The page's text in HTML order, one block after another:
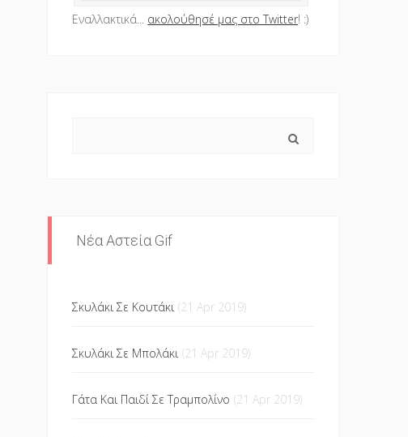
Εναλλακτικά... ακολούθησέ μας στο Twitter! :)
Νέα Αστεία Gif
Σκυλάκι Σε Κουτάκι (21 Apr 2019)
Σκυλάκι Σε Μπολάκι (21 Apr 2019)
Γάτα Και Παιδί Σε Τραμπολίνο (21 Apr 2019)